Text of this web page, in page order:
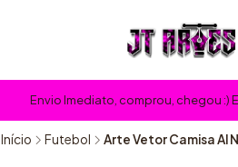
Envio Imediato, comprou, chegou :)
Início Futebol Arte Vetor Camisa Al